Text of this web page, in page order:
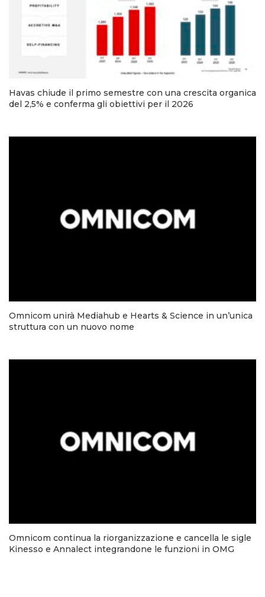
Havas chiude il primo semestre con una crescita organica
del 2,5% e conferma gli obiettivi per il 2026
Omnicom unirà Mediahub e Hearts & Science in un’unica
struttura con un nuovo nome
Omnicom continua la riorganizzazione e cancella le sigle
Kinesso e Annalect integrandone le funzioni in OMG